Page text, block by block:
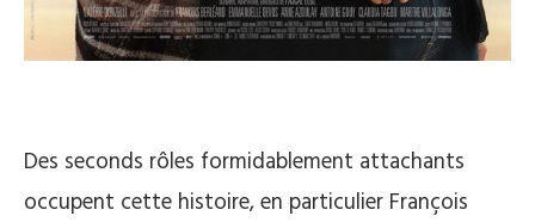
Des seconds rôles formidablement attachants
occupent cette histoire, en particulier François